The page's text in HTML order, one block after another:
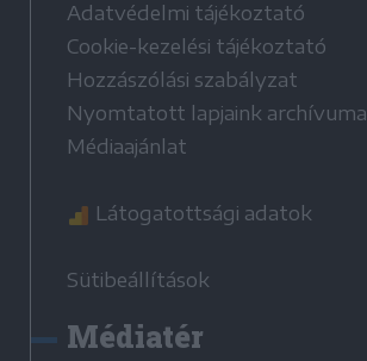
Adatvédelmi tájékoztató
Cookie-kezelési tájékoztató
Hozzászólási szabályzat
Nyomtatott lapjaink archívuma
Médiaajánlat
Látogatottsági adatok
Sütibeállítások
Médiatér